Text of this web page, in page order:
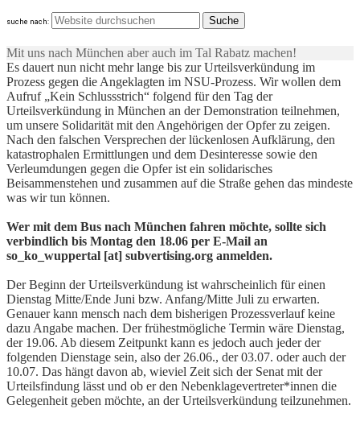
suche nach:
Mit uns nach München aber auch im Tal Rabatz machen!
Es dauert nun nicht mehr lange bis zur Urteilsverkündung im
Prozess gegen die Angeklagten im NSU-Prozess. Wir wollen dem
Aufruf „Kein Schlussstrich“ folgend für den Tag der
Urteilsverkündung in München an der Demonstration teilnehmen,
um unsere Solidarität mit den Angehörigen der Opfer zu zeigen.
Nach den falschen Versprechen der lückenlosen Aufklärung, den
katastrophalen Ermittlungen und dem Desinteresse sowie den
Verleumdungen gegen die Opfer ist ein solidarisches
Beisammenstehen und zusammen auf die Straße gehen das mindeste
was wir tun können.
Wer mit dem Bus nach München fahren möchte, sollte sich
verbindlich bis Montag den 18.06 per E-Mail an
so_ko_wuppertal [at] subvertising.org anmelden.
Der Beginn der Urteilsverkündung ist wahrscheinlich für einen
Dienstag Mitte/Ende Juni bzw. Anfang/Mitte Juli zu erwarten.
Genauer kann mensch nach dem bisherigen Prozessverlauf keine
dazu Angabe machen. Der frühestmögliche Termin wäre Dienstag,
der 19.06. Ab diesem Zeitpunkt kann es jedoch auch jeder der
folgenden Dienstage sein, also der 26.06., der 03.07. oder auch der
10.07. Das hängt davon ab, wieviel Zeit sich der Senat mit der
Urteilsfindung lässt und ob er den Nebenklagevertreter*innen die
Gelegenheit geben möchte, an der Urteilsverkündung teilzunehmen.